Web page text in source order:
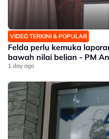
VIDEO TERKINI & POPULAR
Felda perlu kemuka
bawah nilai belian - PM
1 day ago